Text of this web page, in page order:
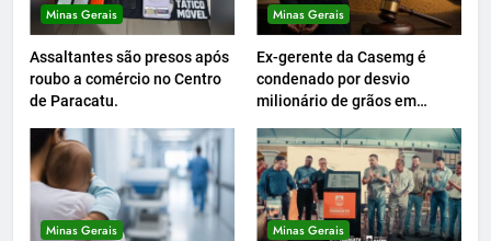
Minas Gerais
Assaltantes são presos após
roubo a comércio no Centro
de Paracatu.
Minas Gerais
Ex-gerente da Casemg é
condenado por desvio
milionário de grãos em
Minas Gerais Minas Gerais